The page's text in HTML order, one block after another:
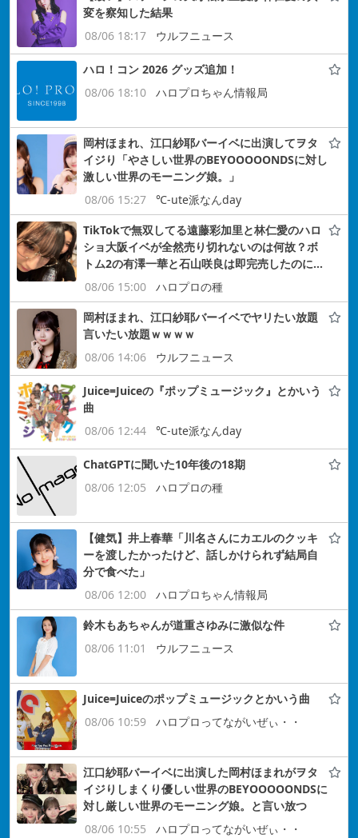
変を察知した結果
08/06 18:17
ウルフニュース
ハロ！コン 2026 グッズ追加！
08/06 18:10
ハロプロちゃん情報局
岡村ほまれ、江口紗耶バーイベに出演してヲタ
イジり「やさしい世界のBEYOOOOONDSに対し
激しい世界のモーニング娘。」
08/06 15:27
℃-ute派なんday
TikTokで無双してる遠藤彩加里と林仁愛のハロ
ショ大阪イベが全然売り切れないのは何故？ボ
トム2の有澤一華と石山咲良は即完売したのに…
08/06 15:00
ハロプロの種
岡村ほまれ、江口紗耶バーイベでヤリたい放題
言いたい放題ｗｗｗｗ
08/06 14:06
ウルフニュース
Juice=Juiceの『ポップミュージック』とかいう
曲
08/06 12:44
℃-ute派なんday
ChatGPTに聞いた10年後の18期
08/06 12:05
ハロプロの種
【健気】井上春華「川名さんにカエルのクッキ
ーを渡したかったけど、話しかけられず結局自
分で食べた」
08/06 12:00
ハロプロちゃん情報局
鈴木もあちゃんが道重さゆみに激似な件
08/06 11:01
ウルフニュース
Juice=Juiceのポップミュージックとかいう曲
08/06 10:59
ハロプロってながいぜぃ・・
江口紗耶バーイベに出演した岡村ほまれがヲタ
イジりしまくり優しい世界のBEYOOOOONDSに
対し厳しい世界のモーニング娘。と言い放つ
08/06 10:55
ハロプロってながいぜぃ・・